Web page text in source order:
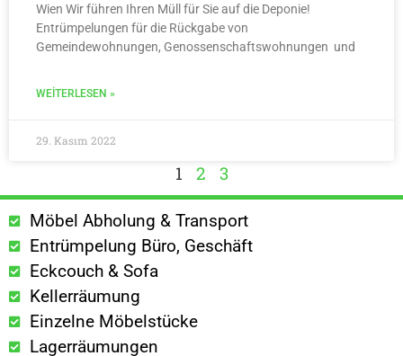
Wien Wir führen Ihren Müll für Sie auf die Deponie!
Entrümpelungen für die Rückgabe von
Gemeindewohnungen, Genossenschaftswohnungen und
WEITERLESEN »
29. Kasım 2022
1 2 3
Möbel Abholung & Transport
Entrümpelung Büro, Geschäft
Eckcouch & Sofa
Kellerräumung
Einzelne Möbelstücke
Lagerräumungen